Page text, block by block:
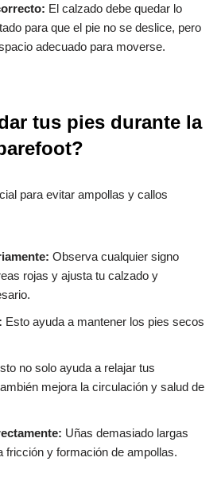
El calzado debe quedar lo
para que el pie no se deslice, pero
adecuado para moverse.
tus pies durante la
para evitar ampollas y callos
Observa cualquier signo
rojas y ajusta tu calzado y
Esto ayuda a mantener los pies secos
no solo ayuda a relajar tus
mejora la circulación y salud de
Uñas demasiado largas
fricción y formación de ampollas.